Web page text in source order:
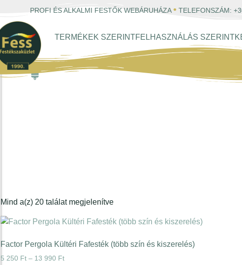
PROFI ÉS ALKALMI FESTŐK WEBÁRUHÁZA •TELEFONSZÁM:
TERMÉKEK SZERINTFELHASZNÁLÁS SZERINT
SZÜRKE
Mind a(z) 20 találat megjelenítve
Factor Pergola Kültéri Fafesték (több szín és kiszerelés)
5 250 Ft – 13 990 Ft